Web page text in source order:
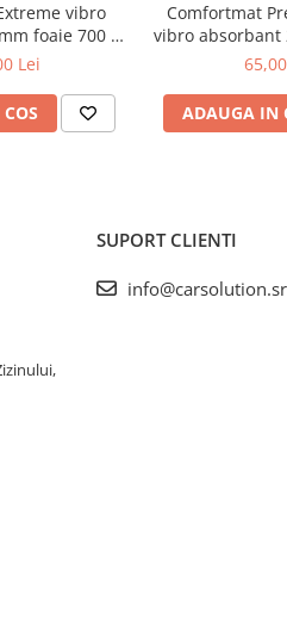
vibro
foaie 700 x
mm
Lei
Comfortmat
vibro absorbant
10
ADAUGA IN
SUPORT CLIENTI